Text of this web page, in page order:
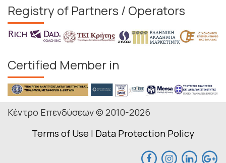
Registry of Partners / Operators
Certified Member in
Κέντρο Επενδύσεων © 2010-2026
Terms of Use | Data Protection Policy